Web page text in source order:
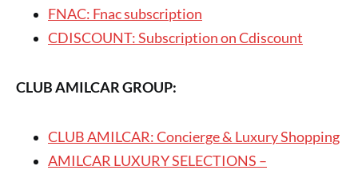
FNAC: Fnac subscription
CDISCOUNT: Subscription on Cdiscount
CLUB AMILCAR GROUP:
CLUB AMILCAR: Concierge & Luxury Shopping
AMILCAR LUXURY SELECTIONS –